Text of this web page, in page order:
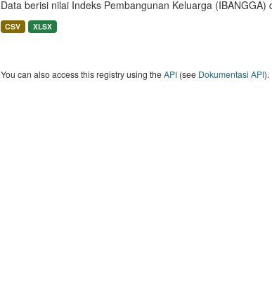
Data berisi nilai Indeks Pembangunan Keluarga
CSV XLSX
You can also access this registry using theAPI(see Dokumentasi API).